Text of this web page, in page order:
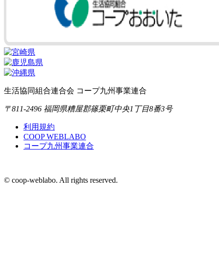
生活協同組合連合会 コープ九州事業連合
〒811-2496 福岡県糟屋郡篠栗町中央1丁目8番3号
利用規約
COOP WEBLABO
コープ九州事業連合
© coop-weblabo. All rights reserved.